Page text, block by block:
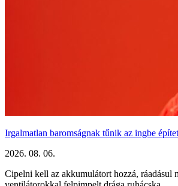
Irgalmatlan baromságnak tűnik az ingbe
2026. 08. 06.
Cipelni kell az akkumulátort hozzá, ráadásul